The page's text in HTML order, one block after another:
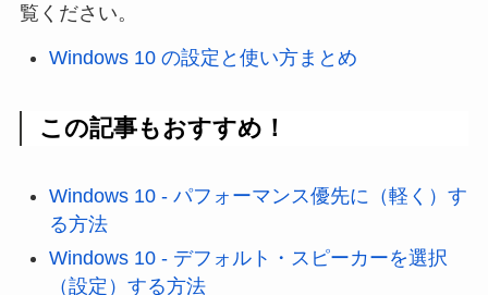
覧ください。
Windows 10 の設定と使い方まとめ
この記事もおすすめ！
Windows 10 - パフォーマンス優先に（軽く）す
る方法
Windows 10 - デフォルト・スピーカーを選択
（設定）する方法